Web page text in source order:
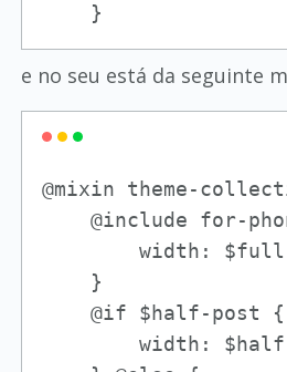
    }
e no seu está da seguinte
@mixin theme-
@include for-
width:
    }
    @if $half-post {
width: